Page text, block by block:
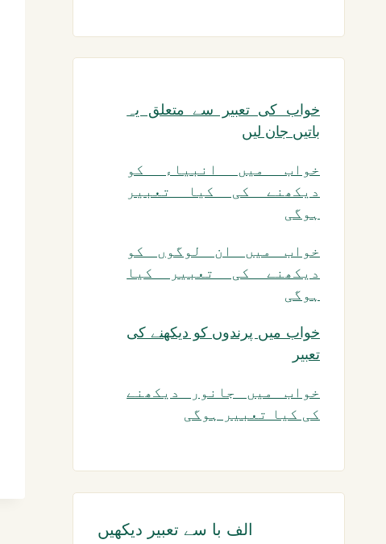
خواب کی تعبیر سے متعلق یہ
باتیں جان لیں
خواب میں انبیاء کو
دیکھنے کی کیا تعبیر
ہوگی
خواب میں ان لوگوں کو
دیکھنے کی تعبیر کیا
ہوگی
خواب میں پرندوں کو دیکھنے کی
تعبیر
خواب میں جانور دیکھنے
کی کیا تعبیر ہوگی
الف با سے تعبیر دیکھیں